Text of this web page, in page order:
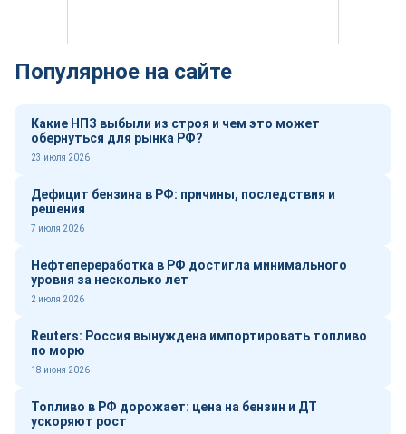
Популярное на сайте
Какие НПЗ выбыли из строя и чем это может
обернуться для рынка РФ?
23 июля 2026
Дефицит бензина в РФ: причины, последствия и
решения
7 июля 2026
Нефтепереработка в РФ достигла минимального
уровня за несколько лет
2 июля 2026
Reuters: Россия вынуждена импортировать топливо
по морю
18 июня 2026
Топливо в РФ дорожает: цена на бензин и ДТ
ускоряют рост